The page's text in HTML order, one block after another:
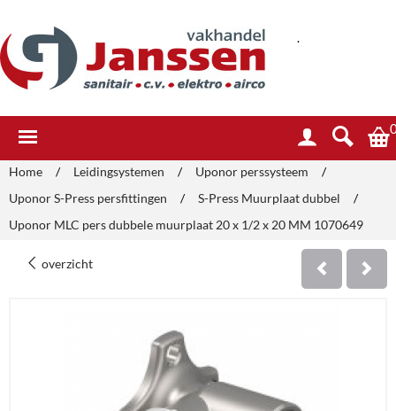
.
Home / Leidingsystemen / Uponor perssysteem
/
Uponor S-Press persfittingen
/ S-Press Muurplaat dubbel
/
Uponor MLC pers dubbele muurplaat 20 x 1/2 x 20 MM 1070649
overzicht